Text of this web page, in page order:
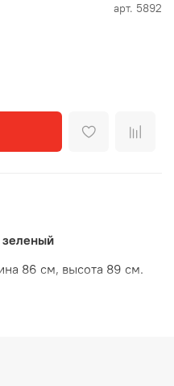
арт. 5892
зеленый
86 см, высота 89 см.